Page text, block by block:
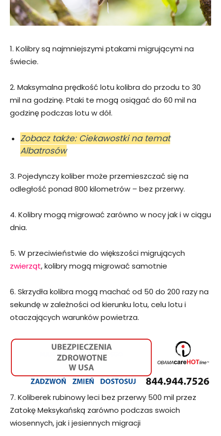
1. Kolibry są najmniejszymi ptakami migrującymi na
świecie.
2. Maksymalna prędkość lotu kolibra do przodu to 30
mil na godzinę. Ptaki te mogą osiągać do 60 mil na
godzinę podczas lotu w dół.
Zobacz także: Ciekawostki na temat
Albatrosów
3. Pojedynczy koliber może przemieszczać się na
odległość ponad 800 kilometrów – bez przerwy.
4. Kolibry mogą migrować zarówno w nocy jak i w ciągu
dnia.
5. W przeciwieństwie do większości migrujących
zwierząt, kolibry mogą migrować samotnie
6. Skrzydła kolibra mogą machać od 50 do 200 razy na
sekundę w zależności od kierunku lotu, celu lotu i
otaczających warunków powietrza.
7. Koliberek rubinowy leci bez przerwy 500 mil przez
Zatokę Meksykańską zarówno podczas swoich
wiosennych, jak i jesiennych migracji